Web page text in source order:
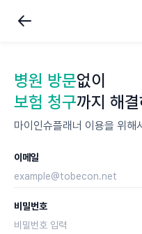
병원 방문없이
보험 청구까지 해
마이인슈플래너 이용을 위해
이메일
비밀번호